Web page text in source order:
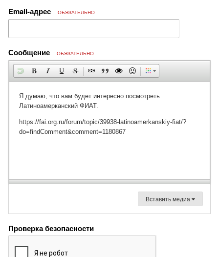
Email-адрес ОБЯЗАТЕЛЬНО
Сообщение ОБЯЗАТЕЛЬНО
Вставить медиа
Проверка безопасности